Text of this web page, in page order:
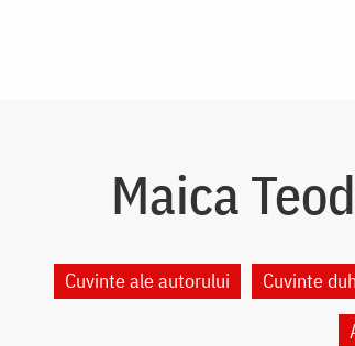
Maica
Cuvinte ale autorului Cuvinte